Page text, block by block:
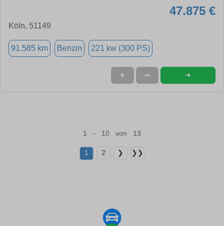
47.875 €
Köln, 51149
91.585 km Benzin 221 kw (300 PS)
★ ➦ ➜
1 - 10 von 13
1 2 ❯ ❯❯